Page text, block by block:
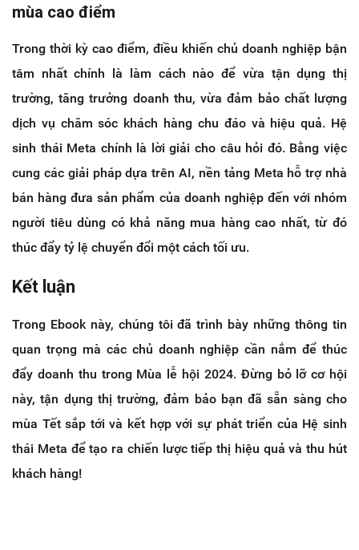
mùa cao điểm
Trong thời kỳ cao điểm, điều khiến chủ doanh nghiệp bận
tâm nhất chính là làm cách nào để vừa tận dụng thị
trường, tăng trưởng doanh thu, vừa đảm bảo chất lượng
dịch vụ chăm sóc khách hàng chu đáo và hiệu quả. Hệ
sinh thái Meta chính là lời giải cho câu hỏi đó. Bằng việc
cung các giải pháp dựa trên AI, nền tảng Meta hỗ trợ nhà
bán hàng đưa sản phẩm của doanh nghiệp đến với nhóm
người tiêu dùng có khả năng mua hàng cao nhất, từ đó
thúc đẩy tỷ lệ chuyển đổi một cách tối ưu.
Kết luận
Trong Ebook này, chúng tôi đã trình bày những thông tin
quan trọng mà các chủ doanh nghiệp cần nắm để thúc
đẩy doanh thu trong Mùa lễ hội 2024. Đừng bỏ lỡ cơ hội
này, tận dụng thị trường, đảm bảo bạn đã sẵn sàng cho
mùa Tết sắp tới và kết hợp với sự phát triển của Hệ sinh
thái Meta để tạo ra chiến lược tiếp thị hiệu quả và thu hút
khách hàng!